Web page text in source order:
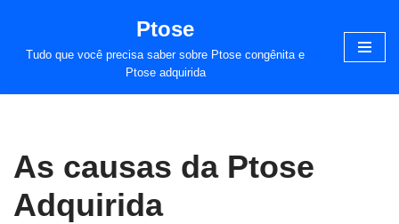
Pular
Ptose
Tudo que você precisa saber sobre Ptose congênita e
Ptose adquirida
As causas da Ptose
Adquirida